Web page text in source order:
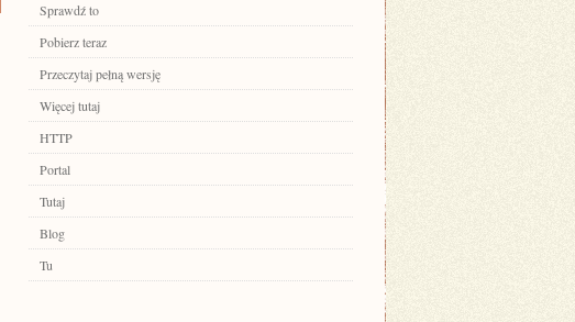
Sprawdź to
Pobierz teraz
Przeczytaj pełną wersję
Więcej tutaj
HTTP
Portal
Tutaj
Blog
Tu